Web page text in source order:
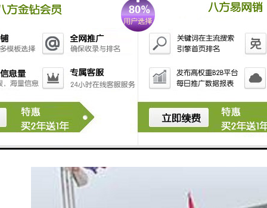
常柔和，遇到强光照射也不会给人难以适应的感
4、建筑围挡的制作过程很快，工程周期很短，安装也非
便，这样有利于对突发状况的处理，能够进行回收再利
用。
5、建筑围挡都可以使用三十年，还具有多种不同的款式
供各个客户进行选择